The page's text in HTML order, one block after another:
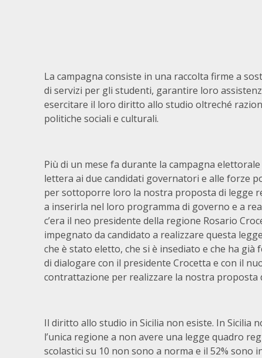
La campagna consiste in una raccolta firme a
di servizi per gli studenti, garantire loro
esercitare il loro diritto allo studio oltreché
politiche sociali e culturali.
Più di un mese fa durante la campagna
lettera ai due candidati governatori e alle forze
per sottoporre loro la nostra proposta di legge
a inserirla nel loro programma di governo e a
c’era il neo presidente della regione Rosario
impegnato da candidato a realizzare questa
che è stato eletto, che si è insediato e che ha
di dialogare con il presidente Crocetta e con il
contrattazione per realizzare la nostra
Il diritto allo studio in Sicilia non esiste. In Sicilia
l’unica regione a non avere una legge quadro
scolastici su 10 non sono a norma e il 52% sono